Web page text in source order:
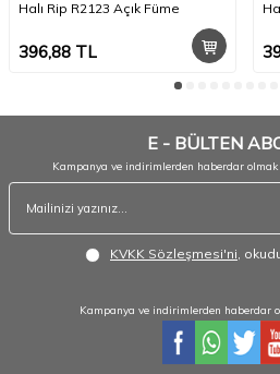
Halı Rip R2123 Açık Füme
396,88 TL
E - BÜLTEN
Kampanya ve indirimlerden haberdar
KVKK Sözleşmesi'ni ,
Kampanya ve indirimlerden haberdar